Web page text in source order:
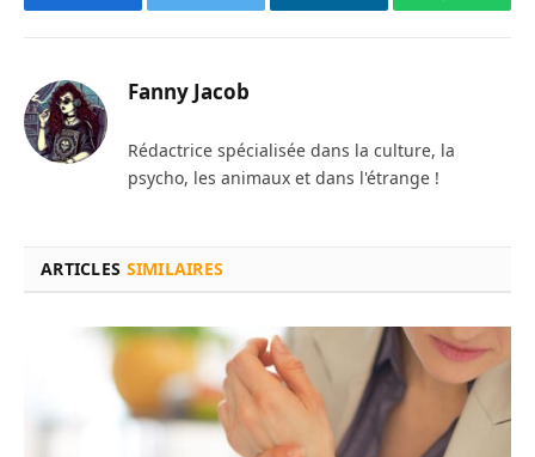
Facebook Twitter LinkedIn
Fanny Jacob
Rédactrice spécialisée dans la culture, la
psycho, les animaux et dans l'étrange !
ARTICLES SIMILAIRES